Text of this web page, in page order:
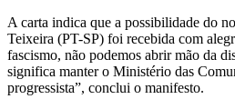
A carta indica que a possibilidade do
Teixeira (PT-SP) foi recebida com
fascismo, não podemos abrir mão da
significa manter o Ministério das
progressista”, conclui o manifesto.